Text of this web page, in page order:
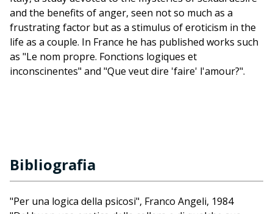
and the benefits of anger, seen not so much as a
frustrating factor but as a stimulus of eroticism in the
life as a couple. In France he has published works such
as "Le nom propre. Fonctions logiques et
inconscinentes" and "Que veut dire 'faire' l'amour?".
Bibliografia
"Per una logica della psicosi", Franco Angeli, 1984